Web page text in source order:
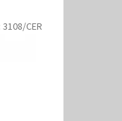
3108/CER